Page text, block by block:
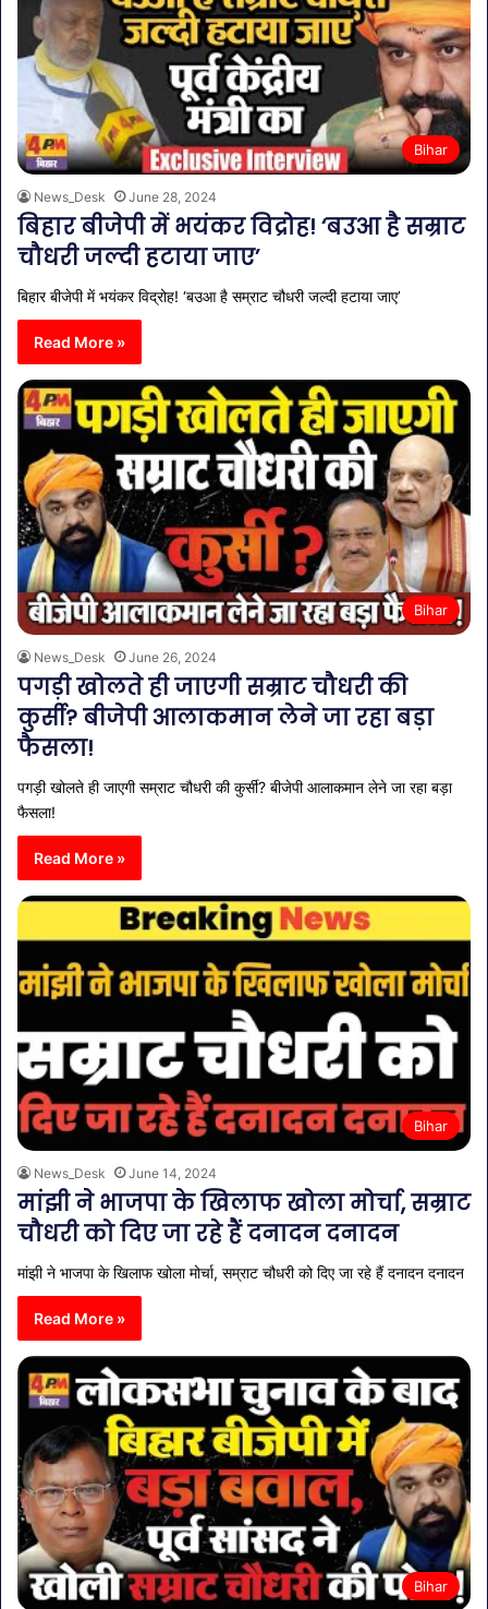
Bihar
News_Desk June 28, 2024
बिहार बीजेपी में भयंकर विद्रोह! ‘बउआ है सम्राट
चौधरी जल्दी हटाया जाए’
बिहार बीजेपी में भयंकर विद्रोह! ‘बउआ है सम्राट चौधरी जल्दी हटाया जाए’
Read More »
Bihar
News_Desk June 26, 2024
पगड़ी खोलते ही जाएगी सम्राट चौधरी की
कुर्सी? बीजेपी आलाकमान लेने जा रहा बड़ा
फैसला!
पगड़ी खोलते ही जाएगी सम्राट चौधरी की कुर्सी? बीजेपी आलाकमान लेने जा रहा बड़ा
फैसला!
Read More »
Bihar
News_Desk June 14, 2024
मांझी ने भाजपा के खिलाफ खोला मोर्चा, सम्राट
चौधरी को दिए जा रहे हैं दनादन दनादन
मांझी ने भाजपा के खिलाफ खोला मोर्चा, सम्राट चौधरी को दिए जा रहे हैं दनादन दनादन
Read More »
Bihar